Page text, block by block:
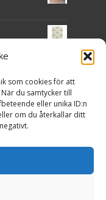
som cookies för att
du samtycker till
eller unika ID:n
om du återkallar ditt